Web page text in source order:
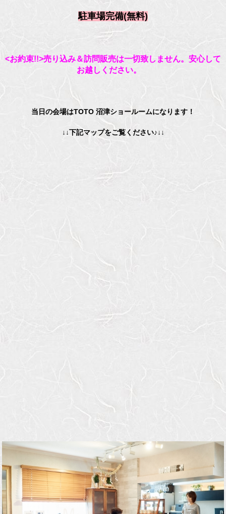
駐車場完備(無料)
<お約束!!>売り込み＆訪問販売は一切致しません。安心して
お越しください。
当日の会場はTOTO 沼津ショールームになります！
↓↓下記マップをご覧ください♪↓↓